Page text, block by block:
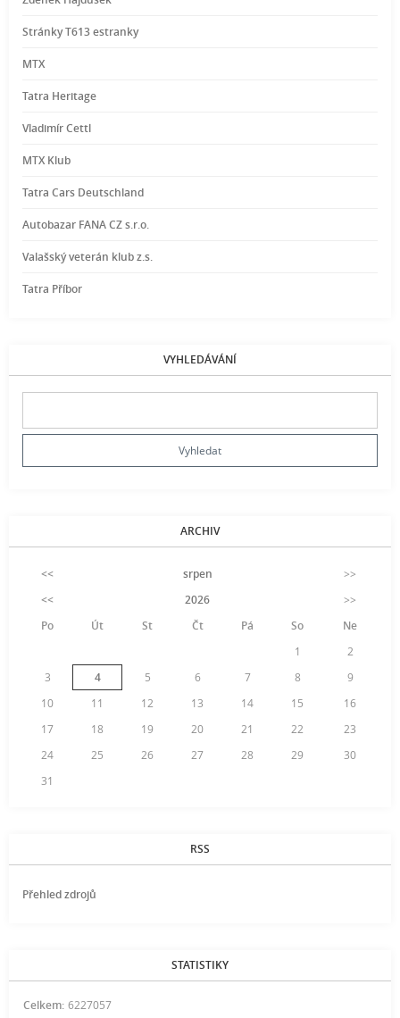
Stránky T613 estranky
MTX
Tatra Heritage
Vladimír Cettl
MTX Klub
Tatra Cars Deutschland
Autobazar FANA CZ s.r.o.
Valašský veterán klub z.s.
Tatra Příbor
VYHLEDÁVÁNÍ
ARCHIV
<< srpen
>>
<<
2026
>>
Po
Út St Čt Pá So
Ne
1
2
3
4 5 6 7 8
9
10
11 12 13 14 15
16
17
18 19 20 21 22
23
24
25 26 27 28 29
30
31
RSS
Přehled zdrojů
STATISTIKY
Celkem: 6227057